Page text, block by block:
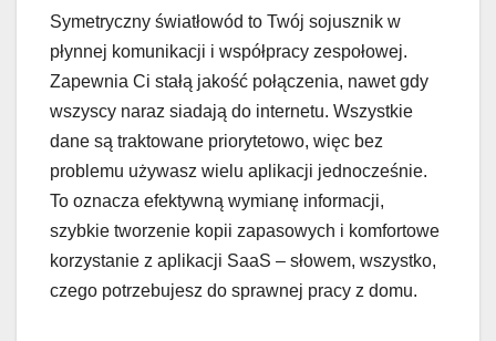
Symetryczny światłowód to Twój sojusznik w
płynnej komunikacji i współpracy zespołowej.
Zapewnia Ci stałą jakość połączenia, nawet gdy
wszyscy naraz siadają do internetu. Wszystkie
dane są traktowane priorytetowo, więc bez
problemu używasz wielu aplikacji jednocześnie.
To oznacza efektywną wymianę informacji,
szybkie tworzenie kopii zapasowych i komfortowe
korzystanie z aplikacji SaaS – słowem, wszystko,
czego potrzebujesz do sprawnej pracy z domu.